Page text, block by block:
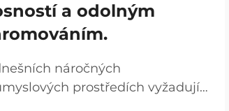
a odolným
náročných
prostředích vyžadují